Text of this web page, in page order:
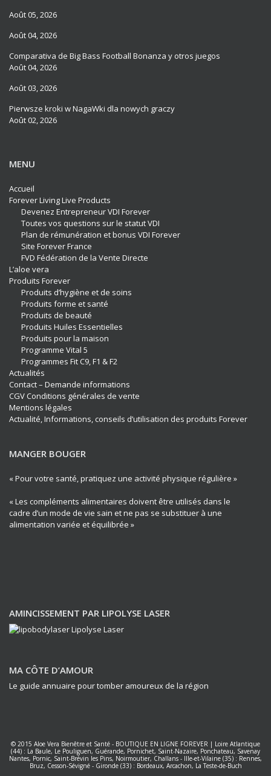
Août 05, 2026
Août 04, 2026
Comparativa de Big Bass Football Bonanza y otros juegos
Août 04, 2026
Août 03, 2026
Pierwsze kroki w NagaWki dla nowych graczy
Août 02, 2026
MENU
Accueil
Forever Living Live Products
Devenez Entrepreneur VDI Forever
Toutes vos questions sur le statut VDI
Plan de rémunération et bonus VDI Forever
Site Forever France
FVD Fédération de la Vente Directe
L’aloe vera
Produits Forever
Produits d’hygiène et de soins
Produits forme et santé
Produits de beauté
Produits Huiles Essentielles
Produits pour la maison
Programme Vital 5
Programmes Fit C9, F1 & F2
Actualités
Contact – Demande informations
CGV Conditions générales de vente
Mentions légales
Actualité, Informations, conseils d’utilisation des produits Forever
MANGER BOUGER
« Pour votre santé, pratiquez une activité physique régulière »
« Les compléments alimentaires doivent être utilisés dans le
cadre d’un mode de vie sain et ne pas se substituer à une
alimentation variée et équilibrée »
AMINCISSEMENT PAR LIPOLYSE LASER
MA CÔTE D’AMOUR
Le guide annuaire pour tomber amoureux de la région
© 2015 Aloe Vera Bienêtre et Santé - BOUTIQUE EN LIGNE FOREVER | Loire Atlantique
(44) : La Baule, Le Pouliguen, Guérande, Pornichet, Saint-Nazaire, Ponchateau, Savenay
Nantes, Pornic, Saint-Brévin les Pins, Noirmoutier, Challans - Ille-et-Vilaine (35) : Rennes,
Bruz, Cesson-Sévigné- Gironde (33) : Bordeaux, Arcachon, La Teste-de-Buch